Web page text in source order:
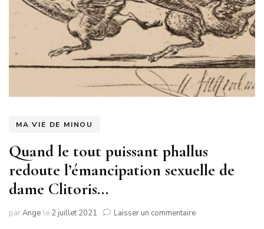
MA VIE DE MINOU
Quand le tout puissant phallus
redoute l’émancipation sexuelle de
dame Clitoris…
parAnge le 2 juillet 2021 Laisser un commentairesur